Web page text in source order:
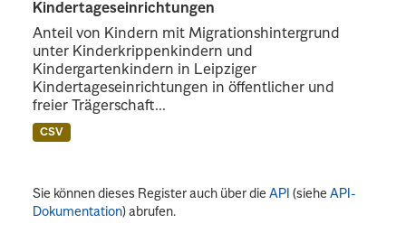
Kindertageseinrichtungen
Anteil von Kindern mit Migrationshintergrund
unter Kinderkrippenkindern und
Kindergartenkindern in Leipziger
Kindertageseinrichtungen in öffentlicher und
freier Trägerschaft...
CSV
Sie können dieses Register auch über dieAPI (sieheAPI-
Dokumentation) abrufen.